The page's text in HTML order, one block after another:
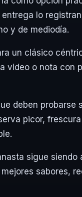
lo
y de mediodía.
un clásico
video o nota con
deben
picor,
sigue siendo
sabores,